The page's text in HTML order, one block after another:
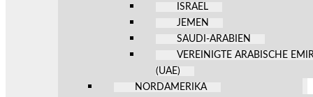
ISRAEL
JEMEN
SAUDI-ARABIEN
VEREINIGTE ARABISCHE
(UAE)
NORDAMERIKA